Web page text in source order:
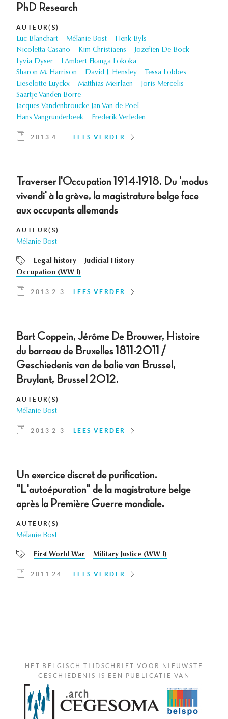
PhD Research
AUTEUR(S)
Luc Blanchart Mélanie Bost
Henk Byls
Nicoletta Casano
Kim Christiaens
Jozefien De Bock
Lyvia Dyser
LAmbert Ekanga Lokoka
Sharon M. Harrison
David J. Hensley
Tessa Lobbes
Lieselotte Luyckx
Matthias Meirlaen
Joris Mercelis
Saartje Vanden Borre
Jacques Vandenbroucke Jan Van de Poel
Hans Vangrunderbeek
Frederik Verleden
2013 4 LEES VERDER
Traverser l'Occupation 1914-1918. Du 'modus
vivendi' à la grève, la magistrature belge face
aux occupants allemands
AUTEUR(S)
Mélanie Bost
Legal history
Judicial History
Occupation (WW I)
2013 2-3 LEES VERDER
Bart Coppein, Jérôme De Brouwer, Histoire
du barreau de Bruxelles 1811-2011 /
Geschiedenis van de balie van Brussel,
Bruylant, Brussel 2012.
AUTEUR(S)
Mélanie Bost
2013 2-3 LEES VERDER
Un exercice discret de purification.
"L'autoépuration" de la magistrature belge
après la Première Guerre mondiale.
AUTEUR(S)
Mélanie Bost
First World War Military Justice (WW I)
2011 24 LEES VERDER
HET BELGISCH TIJDSCHRIFT VOOR NIEUWSTE
GESCHIEDENIS IS EEN PUBLICATIE VAN